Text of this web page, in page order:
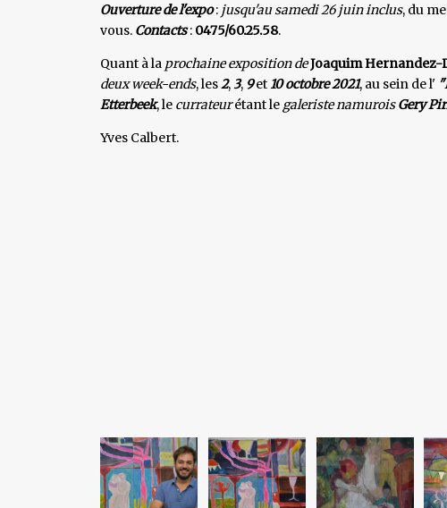
Ouverture de l'expo: jusqu'au samedi 26 juin inclus, du
vous. Contacts: 0475/60.25.58.
Quant à la prochaine exposition deJoaquim Hernandez-
deux week-ends, les2,3, 9et 10 octobre 2021, au sein de l'
Etterbeek, le currateurétant le galeriste namuroisGery
Yves Calbert.